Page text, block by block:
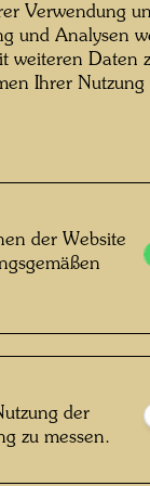
Verwendung
und Analysen
weiteren Daten
Ihrer Nutzung
der Website
der
zu messen.